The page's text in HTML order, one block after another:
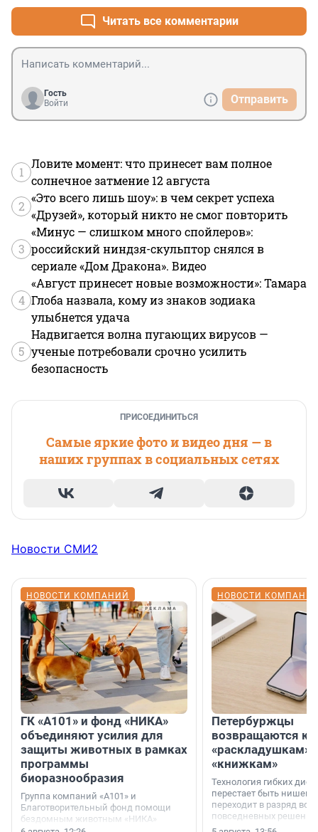
Читать все комментарии
Гость
Войти
Отправить
1
Ловите момент: что принесет вам полное
солнечное затмение 12 августа
2
«Это всего лишь шоу»: в чем секрет успеха
«Друзей», который никто не смог повторить
3
«Минус — слишком много спойлеров»:
российский ниндзя-скульптор снялся в
сериале «Дом Дракона». Видео
4
«Август принесет новые возможности»: Тамара
Глоба назвала, кому из знаков зодиака
улыбнется удача
5
Надвигается волна пугающих вирусов —
ученые потребовали срочно усилить
безопасность
ПРИСОЕДИНИТЬСЯ
Самые яркие фото и видео дня — в
наших группах в социальных сетях
Новости СМИ2
НОВОСТИ КОМПАНИЙ
ГК «А101» и фонд «НИКА»
объединяют усилия для
защиты животных в рамках
программы
биоразнообразия
Группа компаний «А101» и
Благотворительный фонд помощи
бездомным животным «НИКА»
НОВОСТИ
Петербуржцы
возвращаются к
«раскладушкам»
«книжкам»
Технология гибких
перестает быть
переходит в разряд
повседневных